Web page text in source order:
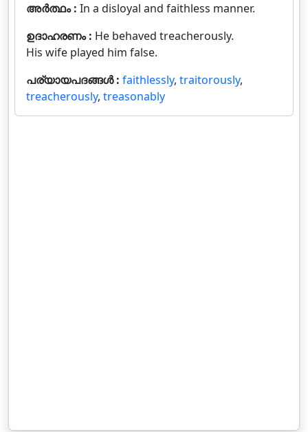
അർത്ഥം : In a disloyal and faithless manner.
ഉദാഹരണം : He behaved treacherously.
His wife played him false.
പര്യായപദങ്ങൾ : faithlessly, traitorously,
treacherously, treasonably